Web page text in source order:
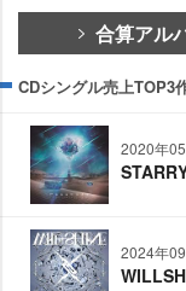
合算アル
CDシングル売上TOP3
2020年
2024年